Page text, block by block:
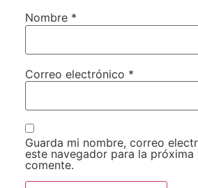
Nombre *
Correo electrónico *
Guarda mi nombre, correo
este navegador para la próxima
comente.